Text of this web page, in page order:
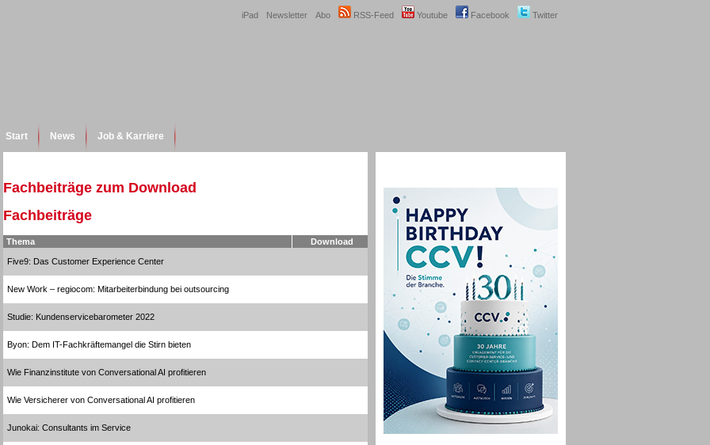
Twitter
Facebook
Youtube
RSS-Feed
Abo
Newsletter
iPad
Start News Job & Karriere
Fachbeiträge zum Download
Fachbeiträge
Thema Download
Five9: Das Customer Experience Center
New Work – regiocom: Mitarbeiterbindung bei outsourcing
Studie: Kundenservicebarometer 2022
Byon: Dem IT-Fachkräftemangel die Stirn bieten
Wie Finanzinstitute von Conversational AI profitieren
Wie Versicherer von Conversational AI profitieren
Junokai: Consultants im Service